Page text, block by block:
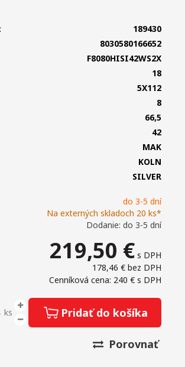
do 3-5 dní
Na externých skladoch 20 ks*
Dodanie: do 3-5 dní
219,50 € s DPH
178,46 € bez DPH
Cenníková cena: 240 € s DPH
ks Pridať do košíka
Porovnať
189430
8030580166652
F8080HISI42WS2X
18
5X112
8
66,5
42
MAK
KOLN
SILVER